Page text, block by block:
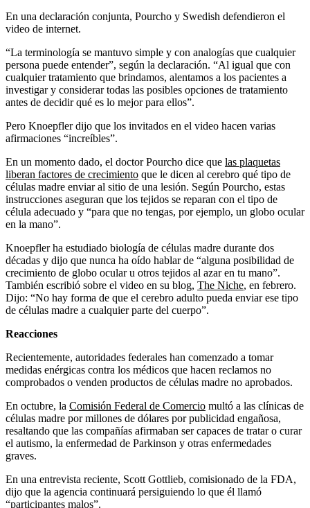
En una declaración conjunta, Pourcho y Swedish defendieron el
video de internet.
“La terminología se mantuvo simple y con analogías que cualquier
persona puede entender”, según la declaración. “Al igual que con
cualquier tratamiento que brindamos, alentamos a los pacientes a
investigar y considerar todas las posibles opciones de tratamiento
antes de decidir qué es lo mejor para ellos”.
Pero Knoepfler dijo que los invitados en el video hacen varias
afirmaciones “increíbles”.
En un momento dado, el doctor Pourcho dice que las plaquetas
liberan factores de crecimiento que le dicen al cerebro qué tipo de
células madre enviar al sitio de una lesión. Según Pourcho, estas
instrucciones aseguran que los tejidos se reparan con el tipo de
célula adecuado y “para que no tengas, por ejemplo, un globo ocular
en la mano”.
Knoepfler ha estudiado biología de células madre durante dos
décadas y dijo que nunca ha oído hablar de “alguna posibilidad de
crecimiento de globo ocular u otros tejidos al azar en tu mano”.
También escribió sobre el video en su blog, The Niche, en febrero.
Dijo: “No hay forma de que el cerebro adulto pueda enviar ese tipo
de células madre a cualquier parte del cuerpo”.
Reacciones
Recientemente, autoridades federales han comenzado a tomar
medidas enérgicas contra los médicos que hacen reclamos no
comprobados o venden productos de células madre no aprobados.
En octubre, la Comisión Federal de Comercio multó a las clínicas de
células madre por millones de dólares por publicidad engañosa,
resaltando que las compañías afirmaban ser capaces de tratar o curar
el autismo, la enfermedad de Parkinson y otras enfermedades
graves.
En una entrevista reciente, Scott Gottlieb, comisionado de la FDA,
dijo que la agencia continuará persiguiendo lo que él llamó
“participantes malos”.